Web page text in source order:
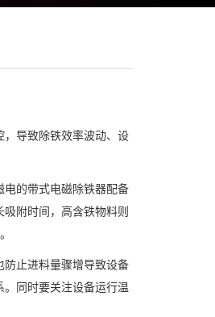
导致除铁效率波动、设
的带式电磁除铁器配备
附时间，高含铁物料则
止进料量骤增导致设备
同时要关注设备运行温